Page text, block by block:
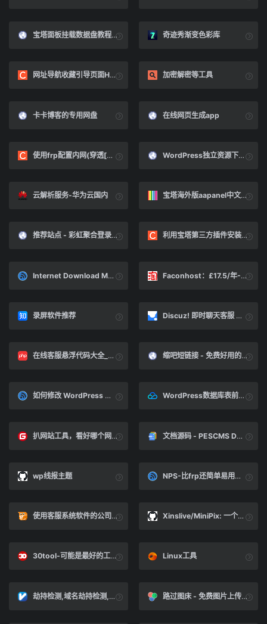
宝塔面板挂载数据盘教程 &laquo; 老薛主机帮助中心 奇迹秀渐变色彩库
网址导航收藏引导页面H5源码（自适应引导页HTML源码）-自动检测域名延迟_引导页源码-CSDN博客 加密解密等工具
卡卡博客的专用网盘 在线网页生成app
使用frp配置内网(穿透[保姆级教程])_frp内网穿透-CSDN博客 WordPress独立资源下载页面插件，基于Xydown美化 - 意梵技术导航
云解析服务-华为云国内 宝塔海外版aapanel中文语言包 - 缤纷彩虹天地
推荐站点 - 彩虹聚合登录系统 - 正版授权 利用宝塔第三方插件安装Frp穿透_宝塔安装frp-CSDN博客
Internet Download Manager ( 极速下载器 ) 序列号注册码 - 怒吼的萝卜 - 博客园 Faconhost：£17.5/年-1GB/15GB NVMe/500GB@300Mbps/洛杉矶9929线路-全民淘
录屏软件推荐 Discuz! 即时聊天客服 即时聊天客服(bphp_chat)_Discuz! 插件_Discuz!应用中心
在线客服悬浮代码大全_qq在线客服悬浮代码-php中文网免费源码 缩吧短链接 - 免费好用的短网址生成管理平台
如何修改 WordPress 数据库前缀 - 前端一点红 - 博客园 WordPress数据库表前缀如何修改？WP数据库表前缀修改教程-腾讯云开发者社区-腾讯云
扒网站工具，看好哪个网站，指定好URL，自动扒下来做成模版。所见网站，皆可为我所用！ 文档源码 - PESCMS DOC使用手册 - PESCMS帮助文档
wp线报主题 NPS-比frp还简单易用的内网穿透及端口映射工具 - 谢尘安 - 博客园
使用客服系统软件的公司，哪种在线客服系统好用 Xinslive/MiniPix: 一个针对自用需求开发的图床程序，拥有高效的图片压缩功能和简洁美观的前台、后台。
30tool-可能是最好的工具网 Linux工具
劫持检测,域名劫持检测,网站劫持检测,dns劫持查询工具-vsping.com 路过图床 - 免费图片上传, 专业图片外链, 免费公共图床